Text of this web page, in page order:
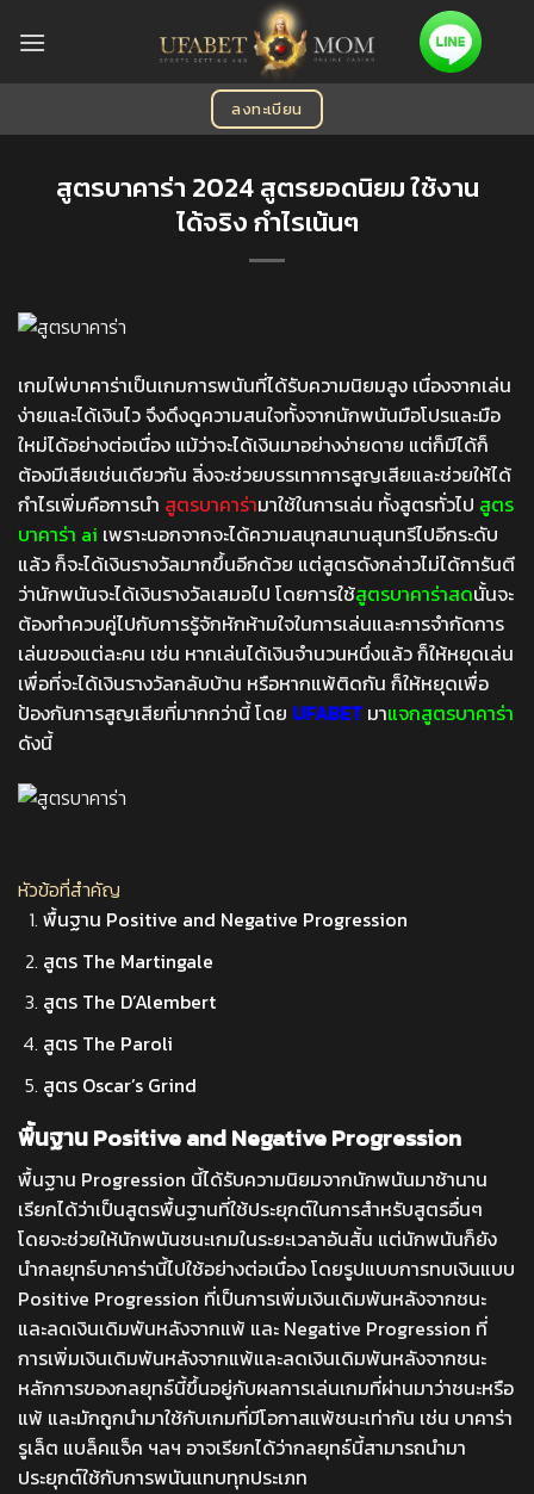
ลงทะเบียน
สูตรบาคาร่า 2024 สูตรยอดนิยม ใช้งาน
ได้จริง กำไรเน้นๆ
เกมไพ่บาคาร่าเป็นเกมการพนันที่ได้รับความนิยมสูง เนื่องจากเล่น
ง่ายและได้เงินไว จึงดึงดูความสนใจทั้งจากนักพนันมือโปรและมือ
ใหม่ได้อย่างต่อเนื่อง แม้ว่าจะได้เงินมาอย่างง่ายดาย แต่ก็มีได้ก็
ต้องมีเสียเช่นเดียวกัน สิ่งจะช่วยบรรเทาการสูญเสียและช่วยให้ได้
กำไรเพิ่มคือการนำ สูตรบาคาร่ามาใช้ในการเล่น ทั้งสูตรทั่วไป สูตร
บาคาร่า ai เพราะนอกจากจะได้ความสนุกสนานสุนทรีไปอีกระดับ
แล้ว ก็จะได้เงินรางวัลมากขึ้นอีกด้วย แต่สูตรดังกล่าวไม่ได้การันตี
ว่านักพนันจะได้เงินรางวัลเสมอไป โดยการใช้สูตรบาคาร่าสดนั้นจะ
ต้องทำควบคู่ไปกับการรู้จักหักห้ามใจในการเล่นและการจำกัดการ
เล่นของแต่ละคน เช่น หากเล่นได้เงินจำนวนหนึ่งแล้ว ก็ให้หยุดเล่น
เพื่อที่จะได้เงินรางวัลกลับบ้าน หรือหากแพ้ติดกัน ก็ให้หยุดเพื่อ
ป้องกันการสูญเสียที่มากกว่านี้ โดย UFABET มาแจกสูตรบาคาร่า
ดังนี้
หัวข้อที่สำคัญ
พื้นฐาน Positive and Negative Progression
สูตร The Martingale
สูตร The D’Alembert
สูตร The Paroli
สูตร Oscar’s Grind
พื้นฐาน Positive and Negative Progression
พื้นฐาน Progression นี้ได้รับความนิยมจากนักพนันมาช้านาน
เรียกได้ว่าเป็นสูตรพื้นฐานที่ใช้ประยุกต์ในการสำหรับสูตรอื่นๆ
โดยจะช่วยให้นักพนันชนะเกมในระยะเวลาอันสั้น แต่นักพนันก็ยัง
นำกลยุทธ์บาคาร่านี้ไปใช้อย่างต่อเนื่อง โดยรูปแบบการทบเงินแบบ
Positive Progression ที่เป็นการเพิ่มเงินเดิมพันหลังจากชนะ
และลดเงินเดิมพันหลังจากแพ้ และ Negative Progression ที่
การเพิ่มเงินเดิมพันหลังจากแพ้และลดเงินเดิมพันหลังจากชนะ
หลักการของกลยุทธ์นี้ขึ้นอยู่กับผลการเล่นเกมที่ผ่านมาว่าชนะหรือ
แพ้ และมักถูกนำมาใช้กับเกมที่มีโอกาสแพ้ชนะเท่ากัน เช่น บาคาร่า
รูเล็ต แบล็คแจ็ค ฯลฯ อาจเรียกได้ว่ากลยุทธ์นี้สามารถนำมา
ประยุกต์ใช้กับการพนันแทบทุกประเภท